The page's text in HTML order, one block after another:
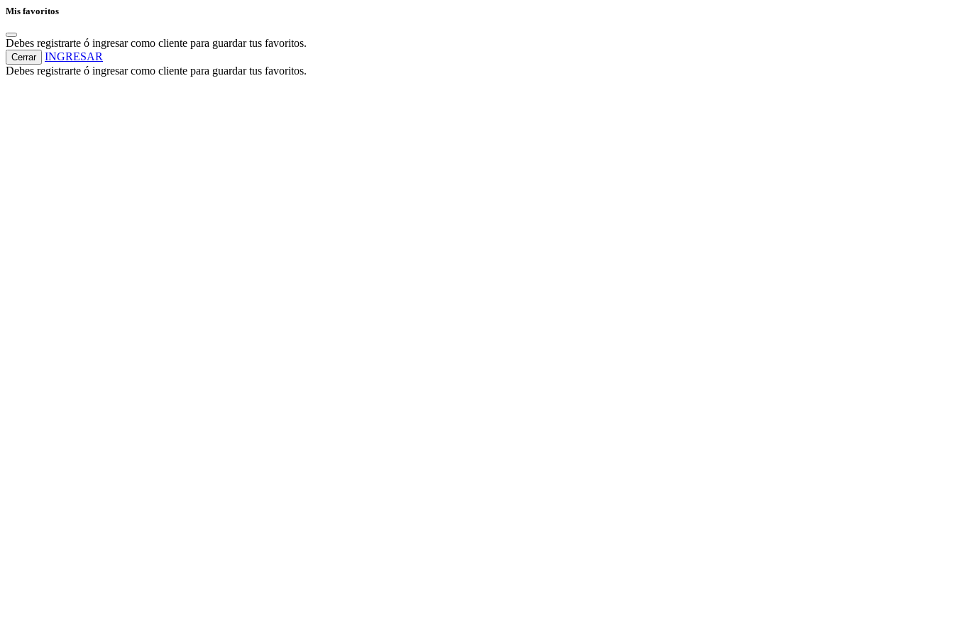
Mis favoritos
Debes registrarte ó ingresar como cliente para guardar tus favoritos.
Cerrar
INGRESAR
Debes registrarte ó ingresar como cliente para guardar tus favoritos.